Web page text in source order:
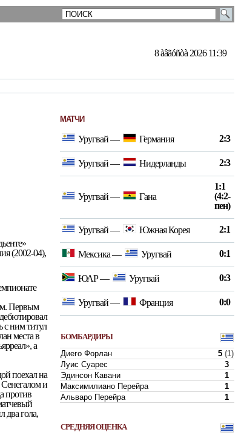
8 àâãóñòà 2026 11:39
(2002-04),
Первым
с ним титул
места в
а
поехал на
и
против
два гола,
МАТЧИ
Уругвай— Германия 2:3
Уругвай— Нидерланды 2:3
Уругвай— Гана
1:1
(4:2-
пен)
Уругвай— Южная Корея 2:1
Мексика— Уругвай 0:1
ЮАР— Уругвай 0:3
Уругвай— Франция 0:0
БОМБАРДИРЫ
Диего Форлан 5 (1)
Луис Суарес
3
Эдинсон Кавани
1
Максимилиано Перейра
1
Альваро Перейра
1
СРЕДНЯЯ ОЦЕНКА